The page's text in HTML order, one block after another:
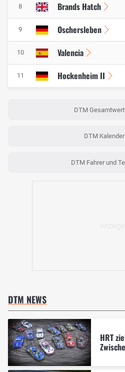
8 Brands Hatch
9 Oschersleben
10 Valencia
11 Hockenheim II
DTM
DTM
DTM Fahrer und
DTM NEWS
HRT